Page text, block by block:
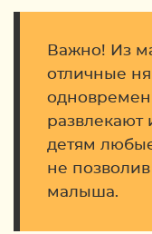
Важно! Из
отличные
развлекают
детям
не
малыша.